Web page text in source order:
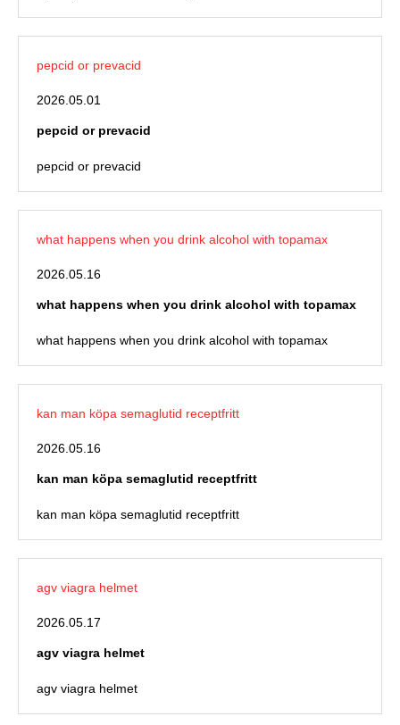
pepcid or prevacid
2026.05.01
pepcid or prevacid
pepcid or prevacid
what happens when you drink alcohol with topamax
2026.05.16
what happens when you drink alcohol with topamax
what happens when you drink alcohol with topamax
kan man köpa semaglutid receptfritt
2026.05.16
kan man köpa semaglutid receptfritt
kan man köpa semaglutid receptfritt
agv viagra helmet
2026.05.17
agv viagra helmet
agv viagra helmet